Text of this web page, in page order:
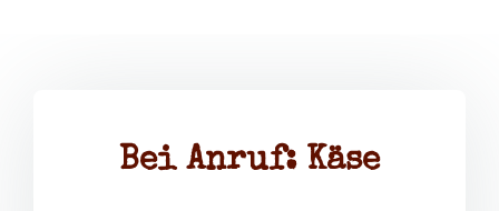
Bei Anruf: Käse